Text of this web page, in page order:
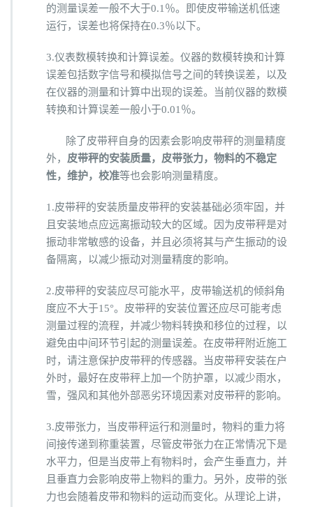
的测量误差一般不大于0.1％。即使皮带输送机低速
运行，误差也将保持在0.3％以下。
3.仪表数模转换和计算误差。仪器的数模转换和计算
误差包括数字信号和模拟信号之间的转换误差，以及
在仪器的测量和计算中出现的误差。当前仪器的数模
转换和计算误差一般小于0.01％。
除了皮带秤自身的因素会影响皮带秤的测量精度
外， 皮带秤的安装质量，皮带张力，物料的不稳定
性，维护，校准等也会影响测量精度。
1.皮带秤的安装质量皮带秤的安装基础必须牢固，并
且安装地点应远离振动较大的区域。因为皮带秤是对
振动非常敏感的设备，并且必须将其与产生振动的设
备隔离，以减少振动对测量精度的影响。
2.皮带秤的安装应尽可能水平，皮带输送机的倾斜角
度应不大于15°。皮带秤的安装位置还应尽可能考虑
测量过程的流程，并减少物料转换和移位的过程，以
避免由中间环节引起的测量误差。在皮带秤附近施工
时，请注意保护皮带秤的传感器。当皮带秤安装在户
外时，最好在皮带秤上加一个防护罩，以减少雨水，
雪，强风和其他外部恶劣环境因素对皮带秤的影响。
3.皮带张力，当皮带秤运行和测量时，物料的重力将
间接传递到称重装置，尽管皮带张力在正常情况下是
水平力，但是当皮带上有物料时，会产生垂直力，并
且垂直力会影响皮带上物料的重力。另外，皮带的张
力也会随着皮带和物料的运动而变化。从理论上讲，